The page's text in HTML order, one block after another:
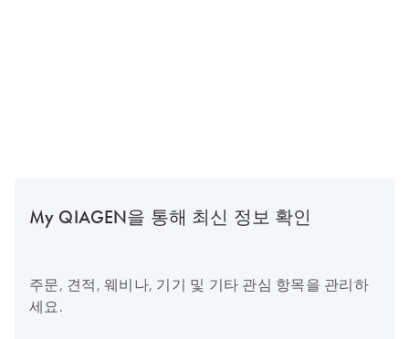
My QIAGEN을 통해 최신 정보 확인
주문, 견적, 웨비나, 기기 및 기타 관심 항목을 관리하
세요.